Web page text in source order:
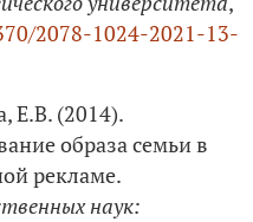
2078-1024-2021-13-
Е.В. (2014).
образа семьи в
рекламе.
наук: